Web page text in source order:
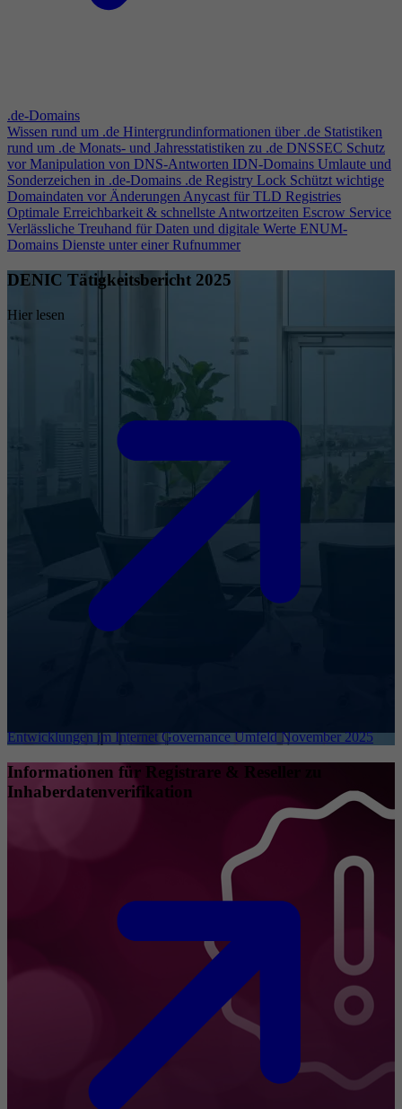
.de-Domains
Wissen rund um .de Hintergrundinformationen über .de Statistiken
rund um .de Monats- und Jahresstatistiken zu .de DNSSEC Schutz
vor Manipulation von DNS-Antworten IDN-Domains Umlaute und
Sonderzeichen in .de-Domains .de Registry Lock Schützt wichtige
Domaindaten vor ÄnderungenAnycast für TLD Registries
Optimale Erreichbarkeit & schnellste Antwortzeiten Escrow Service
Verlässliche Treuhand für Daten und digitale Werte ENUM-
Domains Dienste unter einer Rufnummer
DENIC Tätigkeitsbericht 2025
Hier lesen
Entwicklungen im Internet Governance Umfeld November 2025
Informationen für Registrare & Reseller zu
Inhaberdatenverifikation